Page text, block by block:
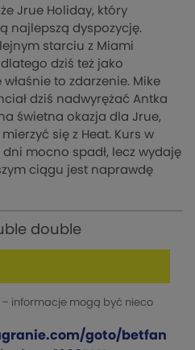
Jrue Holiday, który
najlepszą dyspozycję.
starciu z Miami
dziś też jako
to zdarzenie. Mike
dziś nadwyrężać Antka
świetna okazja dla Jrue,
się z Heat. Kurs w
mocno spadł, lecz wydaję
ciągu jest naprawdę
double
– informacje mogą być nieco
goto/betfan